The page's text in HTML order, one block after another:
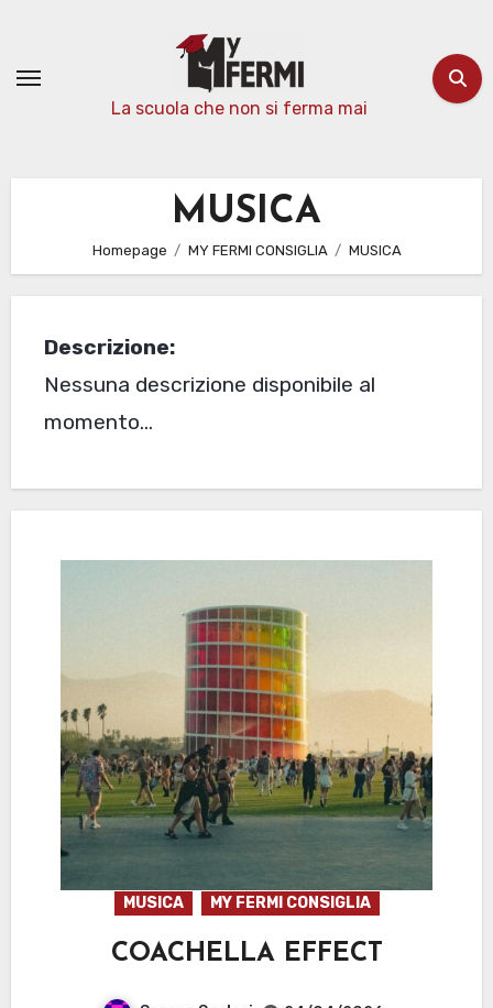
contenuto
La scuola che non si ferma mai
MUSICA
Homepage MY FERMI CONSIGLIA MUSICA
Descrizione:
Nessuna descrizione disponibile al
momento…
MUSICA MY FERMI CONSIGLIA
COACHELLA EFFECT